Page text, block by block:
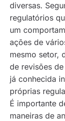
diversas.
regulatórios
um
ações de
mesmo setor,
de revisões
já conhecida
próprias
É importante
maneiras de